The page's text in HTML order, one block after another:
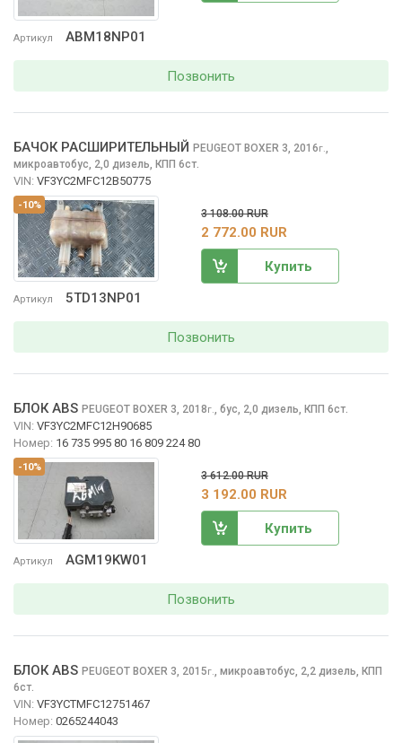
Артикул ABM18NP01
Позвонить
-10%
Артикул 5TD13NP01
БАЧОК РАСШИРИТЕЛЬНЫЙ PEUGEOT BOXER 3, 2016г.,
микроавтобус, 2,0 дизель, КПП 6ст.
VIN: VF3YC2MFC12B50775
3 108.00 RUR
2 772.00 RUR
Купить
Позвонить
-10%
Артикул AGM19KW01
БЛОК ABS PEUGEOT BOXER 3, 2018г., бус, 2,0 дизель, КПП 6ст.
VIN: VF3YC2MFC12H90685
Номер: 16 735 995 80 16 809 224 80
3 612.00 RUR
3 192.00 RUR
Купить
Позвонить
БЛОК ABS PEUGEOT BOXER 3, 2015г., микроавтобус, 2,2 дизель, КПП
6ст.
VIN: VF3YCTMFC12751467
Номер: 0265244043